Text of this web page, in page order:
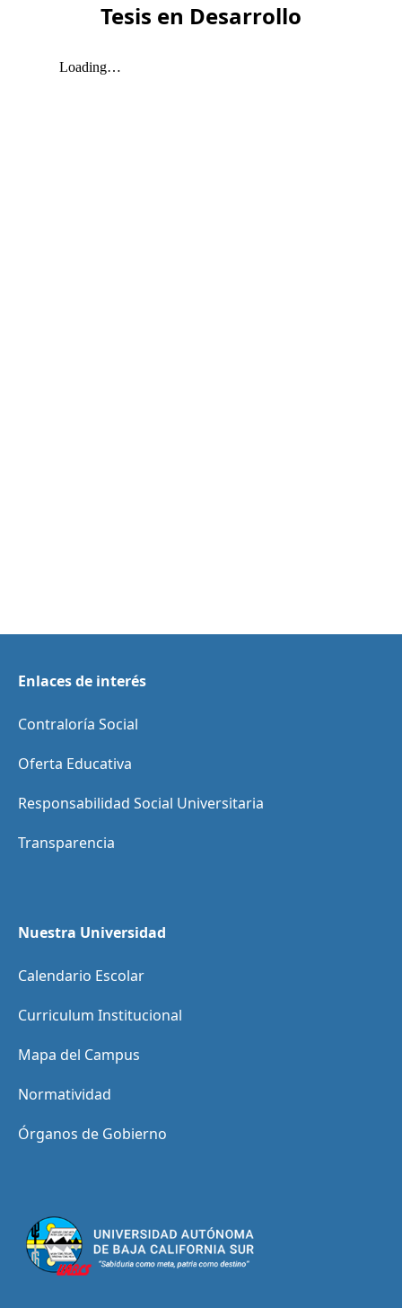
Tesis en Desarrollo
Enlaces de interés
Contraloría Social
Oferta Educativa
Responsabilidad Social Universitaria
Transparencia
Nuestra Universidad
Calendario Escolar
Curriculum Institucional
Mapa del Campus
Normatividad
Órganos de Gobierno